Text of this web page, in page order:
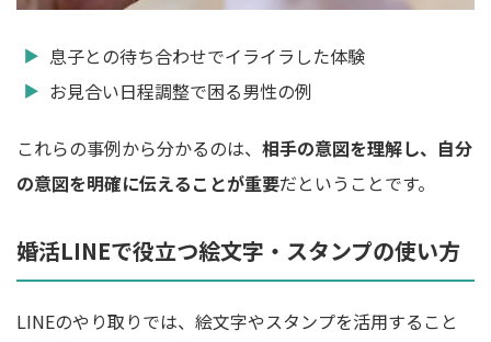
息子との待ち合わせでイライラした体験
お見合い日程調整で困る男性の例
これらの事例から分かるのは、 相手の意図を理解し、自分
の意図を明確に伝えることが重要だということです。
婚活LINEで役立つ絵文字・スタンプの使い方
LINEのやり取りでは、絵文字やスタンプを活用すること